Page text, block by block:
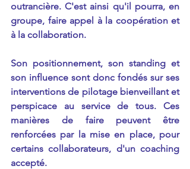
outrancière. C'est ainsi qu'il pourra, en
groupe, faire appel à la coopération et
à la collaboration.
Son positionnement, son standing et
son influence sont donc fondés sur ses
interventions de pilotage bienveillant et
perspicace au service de tous. Ces
manières de faire peuvent être
renforcées par la mise en place, pour
certains collaborateurs, d'un coaching
accepté.